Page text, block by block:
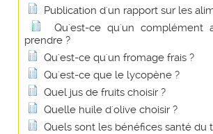
Publication d'un rapport sur les
Qu'est-ce qu'un complément
prendre ?
Qu'est-ce qu'un fromage frais ?
Qu'est-ce que le lycopène ?
Quel jus de fruits choisir ?
Quelle huile d'olive choisir ?
Quels sont les bénéfices santé du